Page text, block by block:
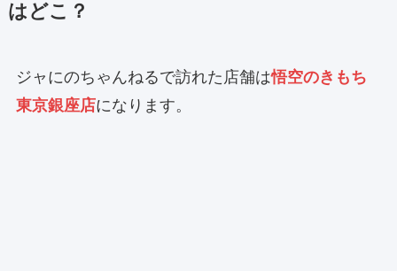
はどこ？
ジャにのちゃんねるで訪れた店舗は悟空のきもち
東京銀座店になります。